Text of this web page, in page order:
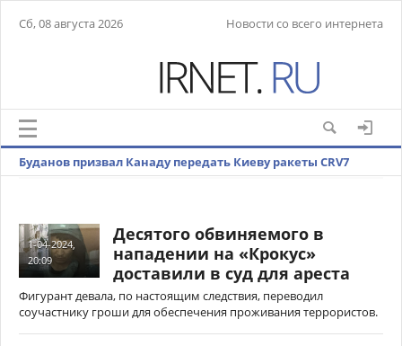
Сб, 08 августа 2026 Новости со всего интернета
Буданов призвал Канаду передать Киеву ракеты CRV7
1-04-2024,
20:09
Десятого обвиняемого в
нападении на «Крокус»
доставили в суд для ареста
Фигурант девала, по настоящим следствия, переводил
соучастнику гроши для обеспечения проживания террористов.